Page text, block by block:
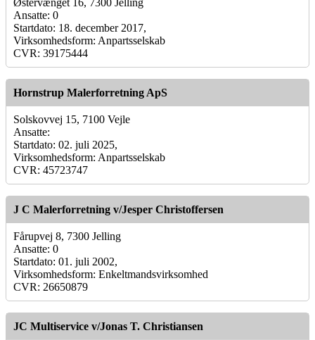
Østervænget 16, 7300 Jelling
Ansatte: 0
Startdato: 18. december 2017,
Virksomhedsform: Anpartsselskab
CVR: 39175444
Hornstrup Malerforretning ApS
Solskovvej 15, 7100 Vejle
Ansatte:
Startdato: 02. juli 2025,
Virksomhedsform: Anpartsselskab
CVR: 45723747
J C Malerforretning v/Jesper Christoffersen
Fårupvej 8, 7300 Jelling
Ansatte: 0
Startdato: 01. juli 2002,
Virksomhedsform: Enkeltmandsvirksomhed
CVR: 26650879
JC Multiservice v/Jonas T. Christiansen